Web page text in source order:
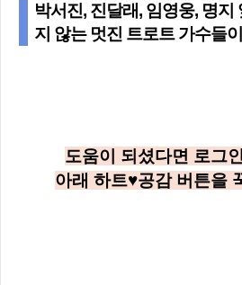
박서진, 진달래, 임영웅, 명지
지 않는 멋진 트로트 가수들
도움이 되셨다면 로그
아래 하트♥공감 버튼을